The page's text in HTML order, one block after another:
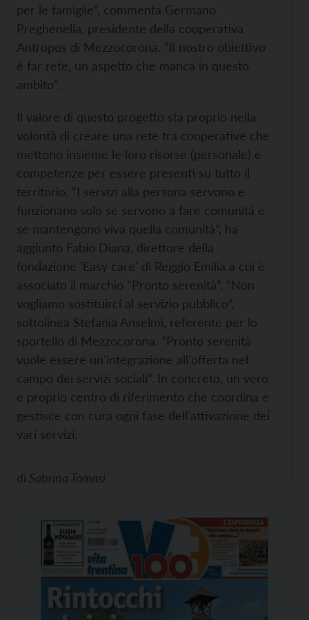
per le famiglie”, commenta Germano
Preghenella, presidente della cooperativa
Antropos di Mezzocorona. “Il nostro obiettivo
è far rete, un aspetto che manca in questo
ambito”.
Il valore di questo progetto sta proprio nella
volontà di creare una rete tra cooperative che
mettono insieme le loro risorse (personale) e
competenze per essere presenti su tutto il
territorio. “I servizi alla persona servono e
funzionano solo se servono a fare comunità e
se mantengono viva quella comunità”, ha
aggiunto Fabio Diana, direttore della
fondazione 'Easy care' di Reggio Emilia a cui è
associato il marchio “Pronto serenità”. “Non
vogliamo sostituirci al servizio pubblico”,
sottolinea Stefania Anselmi, referente per lo
sportello di Mezzocorona. “Pronto serenità
vuole essere un'integrazione all'offerta nel
campo dei servizi sociali”. In concreto, un vero
e proprio centro di riferimento che coordina e
gestisce con cura ogni fase dell'attivazione dei
vari servizi.
di Sabrina Tomasi